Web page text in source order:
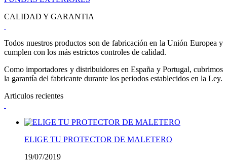
CALIDAD Y GARANTIA
Todos nuestros productos son de fabricación en la Unión Europea y
cumplen con los más estrictos controles de calidad.
Como importadores y distribuidores en España y Portugal, cubrimos
la garantía del fabricante durante los periodos establecidos en la Ley.
Articulos recientes
ELIGE TU PROTECTOR DE MALETERO
19/07/2019